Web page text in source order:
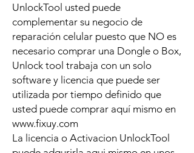
UnlockTool usted puede
complementar su negocio de
reparación celular puesto que NO es
necesario comprar una Dongle o Box,
Unlock tool trabaja con un solo
software y licencia que puede ser
utilizada por tiempo definido que
usted puede comprar aquí mismo en
www.fixuy.com
La licencia o Activacion UnlockTool